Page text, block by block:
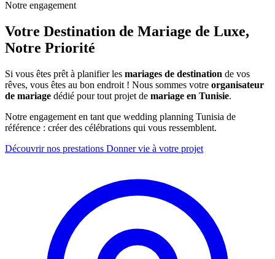
Notre engagement
Votre Destination de Mariage de Luxe,
Notre Priorité
Si vous êtes prêt à planifier les mariages de destination de vos
rêves, vous êtes au bon endroit ! Nous sommes votre organisateur
de mariage dédié pour tout projet de mariage en Tunisie.
Notre engagement en tant que wedding planning Tunisia de
référence : créer des célébrations qui vous ressemblent.
Découvrir nos prestations Donner vie à votre projet